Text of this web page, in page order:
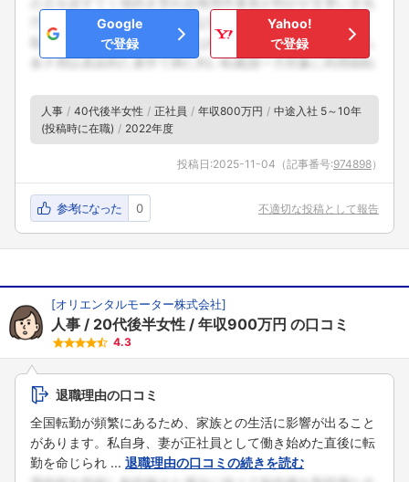
Google
で登録
Yahoo!
で登録
人事 40代後半女性 正社員 年収800万円
中途入社 5～10年
(投稿時に在職)
2022年度
投稿日:2025-11-04 （記事番号:974898）
参考になった 0 不適切な投稿として報告
[オリエンタルモーター株式会社]
人事 20代後半女性 年収900万円 の口コミ
4.3
退職理由の口コミ
全国転勤が頻繁にあるため、家族との生活に影響が出ること
があります。私自身、妻が正社員として働き始めた直後に転
勤を命じられ ... 退職理由の口コミの続きを読む